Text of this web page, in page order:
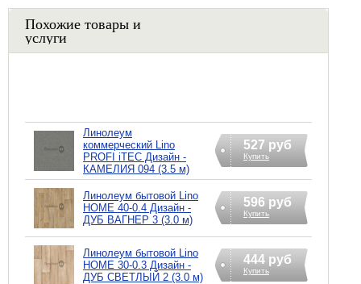
Похожие товары и
услуги
Линолеум
коммерческий Lino
PROFI iTEC Дизайн -
КАМЕЛИЯ 094 (3.5 м)
527 руб
Купить
Линолеум бытовой Lino
HOME 40-0.4 Дизайн -
ДУБ ВАГНЕР 3 (3.0 м)
596 руб
Купить
Линолеум бытовой Lino
HOME 30-0.3 Дизайн -
ДУБ СВЕТЛЫЙ 2 (3.0 м)
444 руб
Купить